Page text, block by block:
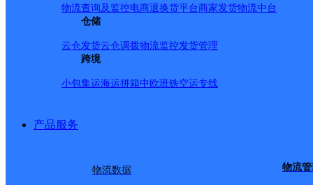
物流查询及监控电商退换货平台商家发货物流中台
仓储
云仓发货云仓调拨物流监控发货管理
跨境
小包集运海运拼箱中欧班铁空运专线
产品服务
物流数据 物流